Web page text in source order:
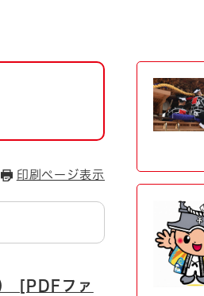
福祉・介護
用情報
印刷ページ表示
[PDFファ